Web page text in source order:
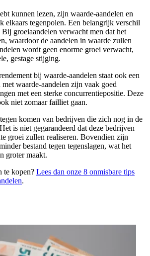
kunnen lezen, zijn waarde-aandelen en
elkaars tegenpolen. Een belangrijk verschil
groeiaandelen verwacht men dat het
waardoor de aandelen in waarde zullen
wordt geen enorme groei verwacht,
gestage stijging.
bij waarde-aandelen staat ook een
waarde-aandelen zijn vaak goed
met een sterke concurrentiepositie. Deze
niet zomaar failliet gaan.
komen van bedrijven die zich nog in de
is niet gegarandeerd dat deze bedrijven
groei zullen realiseren. Bovendien zijn
bestand tegen tegenslagen, wat het
groter maakt.
te kopen? Lees dan onze 8 onmisbare tips
.